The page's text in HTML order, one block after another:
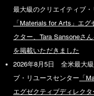
最大級のクリエイティブ
「Materials for Arts」エグ
クター、Tara Sansoneさ
を掲載いただきました
2026年8月5日 全米最大
ブ・リユースセンター 「
エグゼクティブディレク